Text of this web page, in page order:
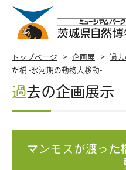
博
学
トップページ 企画展 過
た橋 -氷河期の動物大移動-
過去の企画展示
マンモスが渡っ